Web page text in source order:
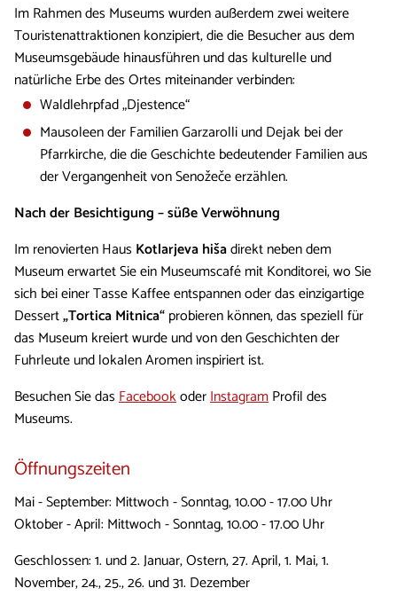
Im Rahmen des Museums wurden außerdem zwei weitere
Touristenattraktionen konzipiert, die die Besucher aus dem
Museumsgebäude hinausführen und das kulturelle und
natürliche Erbe des Ortes miteinander verbinden:
Waldlehrpfad „Djestence“
Mausoleen der Familien Garzarolli und Dejak bei der
Pfarrkirche, die die Geschichte bedeutender Familien aus
der Vergangenheit von Senožeče erzählen.
Nach der Besichtigung – süße Verwöhnung
Im renovierten HausKotlarjeva hišadirekt neben dem
Museum erwartet Sie ein Museumscafé mit Konditorei, wo Sie
sich bei einer Tasse Kaffee entspannen oder das einzigartige
Dessert„Tortica Mitnica“probieren können, das speziell für
das Museum kreiert wurde und von den Geschichten der
Fuhrleute und lokalen Aromen inspiriert ist.
Besuchen Sie dasFacebookoderInstagramProfil des
Museums.
Öffnungszeiten
Mai - September: Mittwoch - Sonntag, 10.00 - 17.00 Uhr
Oktober - April: Mittwoch - Sonntag, 10.00 - 17.00 Uhr
Geschlossen: 1. und 2. Januar, Ostern, 27. April, 1. Mai, 1.
November, 24., 25., 26. und 31. Dezember